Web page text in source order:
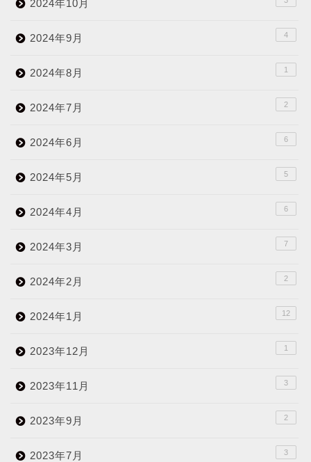
2024年10月
2024年9月 4
2024年8月 1
2024年7月 2
2024年6月 6
2024年5月 5
2024年4月 6
2024年3月 7
2024年2月 2
2024年1月 12
2023年12月 1
2023年11月 3
2023年9月 2
2023年7月 3